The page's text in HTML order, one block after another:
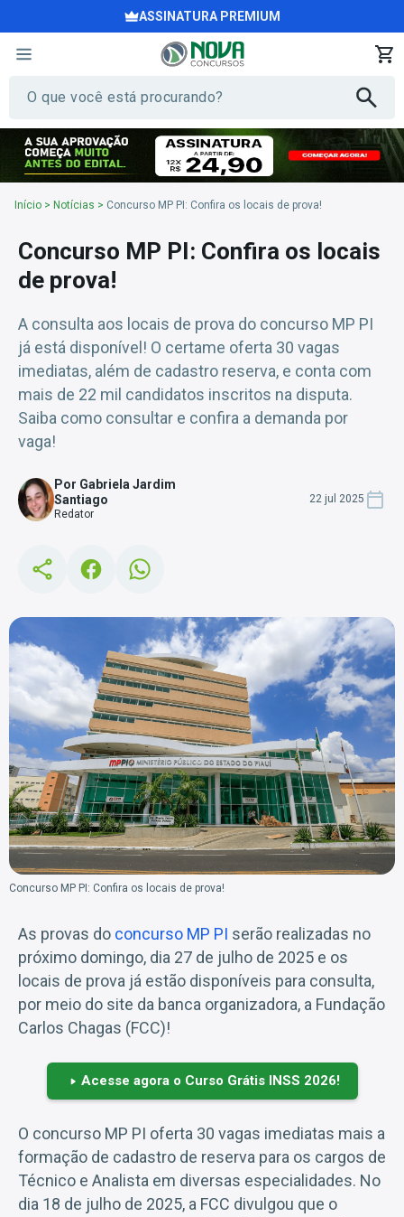
ASSINATURA PREMIUM
Início > Notícias > Concurso MP PI: Confira os locais de prova!
Concurso MP PI: Confira os locais
de prova!
A consulta aos locais de prova do concurso MP PI
já está disponível! O certame oferta 30 vagas
imediatas, além de cadastro reserva, e conta com
mais de 22 mil candidatos inscritos na disputa.
Saiba como consultar e confira a demanda por
vaga!
Por Gabriela Jardim
Santiago
Redator
22 jul 2025
Concurso MP PI: Confira os locais de prova!
As provas do concurso MP PI serão realizadas no
próximo domingo, dia 27 de julho de 2025 e os
locais de prova já estão disponíveis para consulta,
por meio do site da banca organizadora, a Fundação
Carlos Chagas (FCC)!
Acesse agora o Curso Grátis INSS 2026!
O concurso MP PI oferta 30 vagas imediatas mais a
formação de cadastro de reserva para os cargos de
Técnico e Analista em diversas especialidades. No
dia 18 de julho de 2025, a FCC divulgou que o